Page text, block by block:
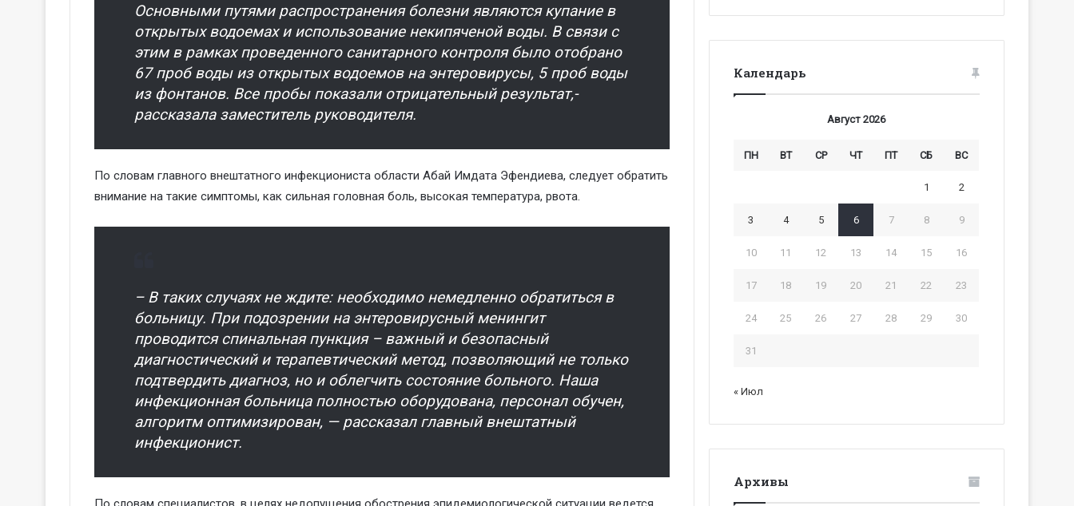
Основными путями распространения болезни являются купание в
открытых водоемах и использование некипяченой воды. В связи с
этим в рамках проведенного санитарного контроля было отобрано
67 проб воды из открытых водоемов на энтеровирусы, 5 проб воды
из фонтанов. Все пробы показали отрицательный результат,-
рассказала заместитель руководителя.
По словам главного внештатного инфекциониста области Абай Имдата Эфендиева, следует обратить
внимание на такие симптомы, как сильная головная боль, высокая температура, рвота.
– В таких случаях не ждите: необходимо немедленно обратиться в
больницу. При подозрении на энтеровирусный менингит
проводится спинальная пункция – важный и безопасный
диагностический и терапевтический метод, позволяющий не только
подтвердить диагноз, но и облегчить состояние больного. Наша
инфекционная больница полностью оборудована, персонал обучен,
алгоритм оптимизирован, — рассказал главный внештатный
инфекционист.
Календарь
Август 2026
ПН ВТ СР ЧТ ПТ СБ ВС
1 2
3 4 5 6 7 8 9
10 11 12 13 14 15 16
17 18 19 20 21 22 23
24 25 26 27 28 29 30
31
« Июл
Архивы